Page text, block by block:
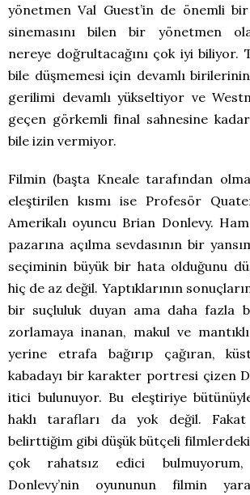
yönetmen Val Guest’in de önemli
sinemasını bilen bir yönetmen
nereye doğrultacağını çok iyi biliyor.
bile düşmemesi için devamlı birilerinin
gerilimi devamlı yükseltiyor ve
geçen görkemli final sahnesine
bile izin vermiyor.
Filmin (başta Kneale tarafından
eleştirilen kısmı ise Profesör
Amerikalı oyuncu Brian Donlevy.
pazarına açılma sevdasının bir
seçiminin büyük bir hata olduğunu
hiç de az değil. Yaptıklarının
bir suçluluk duyan ama daha fazla
zorlamaya inanan, makul ve
yerine etrafa bağırıp çağıran,
kabadayı bir karakter portresi çizen
itici bulunuyor. Bu eleştiriye
haklı tarafları da yok değil.
belirttiğim gibi düşük bütçeli filmlerdeki
çok rahatsız edici
Donlevy’nin oyununun filmin